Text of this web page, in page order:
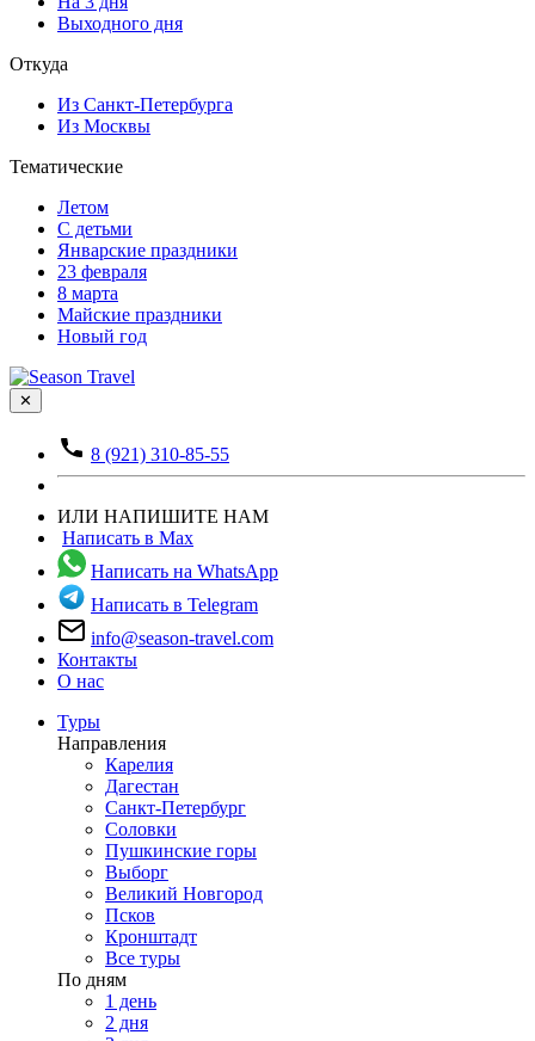
Выходного дня
Откуда
Из Санкт-Петербурга
Из Москвы
Тематические
Летом
С детьми
Январские праздники
23 февраля
8 марта
Майские праздники
Новый год
✕
8 (921) 310-85-55
ИЛИ НАПИШИТЕ НАМ
Написать в Max
Написать на WhatsApp
Написать в Telegram
info@season-travel.com
Контакты
О нас
Туры
Направления
Карелия
Дагестан
Санкт-Петербург
Соловки
Пушкинские горы
Выборг
Великий Новгород
Псков
Кронштадт
Все туры
По дням
1 день
2 дня